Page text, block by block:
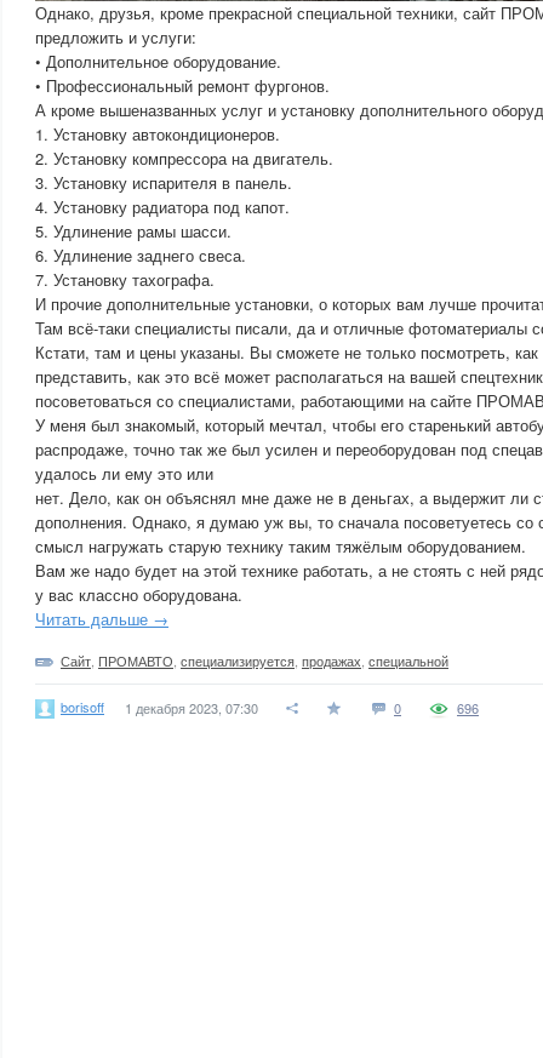
Однако, друзья, кроме прекрасной специальной техники, сайт
предложить и услуги:
• Дополнительное оборудование.
• Профессиональный ремонт фургонов.
А кроме вышеназванных услуг и установку дополнительного
1. Установку автокондиционеров.
2. Установку компрессора на двигатель.
3. Установку испарителя в панель.
4. Установку радиатора под капот.
5. Удлинение рамы шасси.
6. Удлинение заднего свеса.
7. Установку тахографа.
И прочие дополнительные установки, о которых вам лучше
Там всё-таки специалисты писали, да и отличные фотоматериалы
Кстати, там и цены указаны. Вы сможете не только посмотреть,
представить, как это всё может располагаться на вашей
посоветоваться со специалистами, работающими на сайте
У меня был знакомый, который мечтал, чтобы его старенький
распродаже, точно так же был усилен и переоборудован под
удалось ли ему это или
нет. Дело, как он объяснял мне даже не в деньгах, а выдержит ли
дополнения. Однако, я думаю уж вы, то сначала посоветуетесь со
смысл нагружать старую технику таким тяжёлым оборудованием.
Вам же надо будет на этой технике работать, а не стоять с ней
у вас классно оборудована.
Читать дальше →
Сайт ПРОМАВТО специализируется продажах специальной
borisoff 1 декабря 2023, 07:30 0 696